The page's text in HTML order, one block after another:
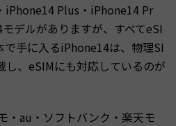
Plus・iPhone14 Pr
デルがありますが、すべてeSI
で手に入るiPhone14は、物理SI
し、eSIMにも対応しているのが
・au・ソフトバンク・楽天モ